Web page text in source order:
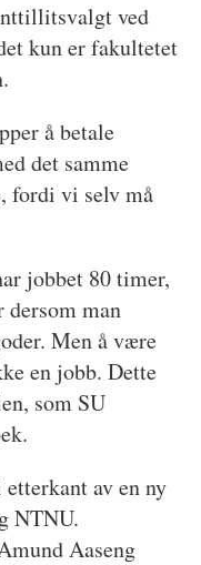
ved
kun er fakultetet
å betale
det samme
fordi vi selv må
jobbet 80 timer,
man
Men å være
en jobb. Dette
som SU
av en ny
NTNU.
Aaseng